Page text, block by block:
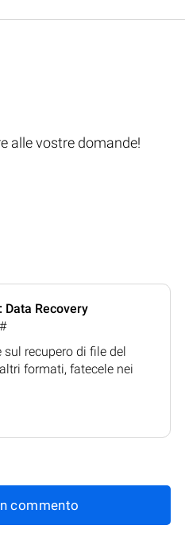
alle vostre domande!
Recovery
#
sul recupero di file del
formati, fatecele nei
commento